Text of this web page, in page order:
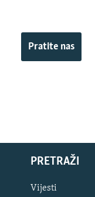
Pratite nas
PRETRAŽI
Vijesti